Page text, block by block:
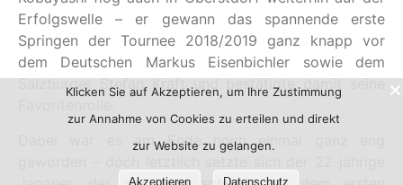
Erfolgswelle – er gewann das spannende erste
Springen der Tournee 2018/2019 ganz knapp vor
dem Deutschen Markus Eisenbichler sowie dem
Salzburger Stefan Kraft und bestätigte damit seine
Dabei war es am Ende noch einmal ganz eng
Klicken Sie auf Akzeptieren, um Ihre Zustimmung
zur Annahme von Cookies zu erteilen und direkt
zur Website zu gelangen.
Akzeptieren Datenschutz